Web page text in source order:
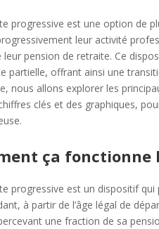
progressive est une option de
leur activité
leur pension de retraite. Ce
partielle, offrant ainsi une
nous allons explorer les
clés et des graphiques,
ça fonctionne
progressive est un dispositif
à partir de l’âge légal de
une fraction de sa